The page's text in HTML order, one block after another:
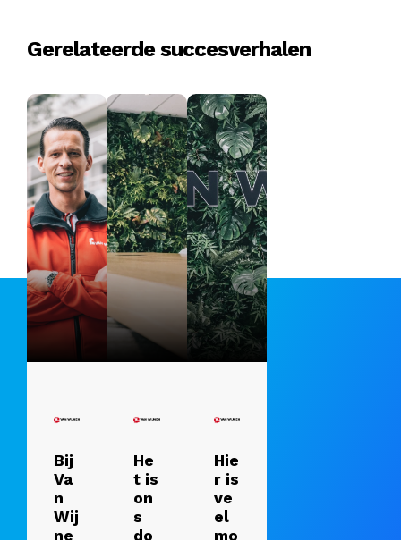
Gerelateerde succesverhalen
Bij
Va
n
Wij
ne
He
t is
on
s
do
Hie
r is
ve
el
mo